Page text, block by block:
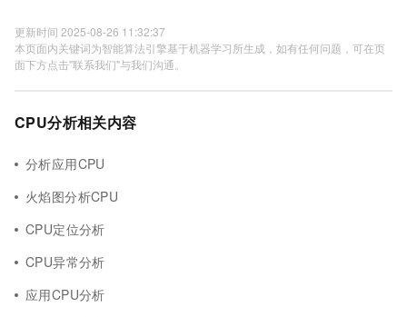
更新时间 2025-08-26 11:32:37
本页面内关键词为智能算法引擎基于机器学习所生成，如有任何问题，可在页
面下方点击"联系我们"与我们沟通。
CPU分析相关内容
分析应用CPU
火焰图分析CPU
CPU定位分析
CPU异常分析
应用CPU分析